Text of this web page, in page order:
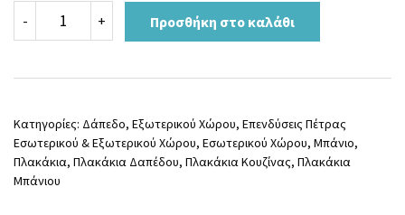
-
IVORY
60x60
ποσότητα
+ Προσθήκη στο καλάθι
Κατηγορίες: Δάπεδο, Εξωτερικού Χώρου, Επενδύσεις Πέτρας
Εσωτερικού & Εξωτερικού Χώρου, Εσωτερικού Χώρου, Μπάνιο,
Πλακάκια, Πλακάκια Δαπέδου, Πλακάκια Κουζίνας, Πλακάκια
Μπάνιου